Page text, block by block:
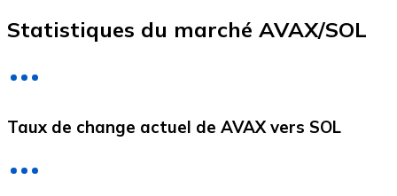
Statistiques du marché AVAX/SOL
Taux de change actuel de AVAX vers SOL